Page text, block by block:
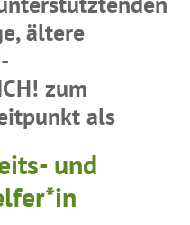
ältere
zum
als
und